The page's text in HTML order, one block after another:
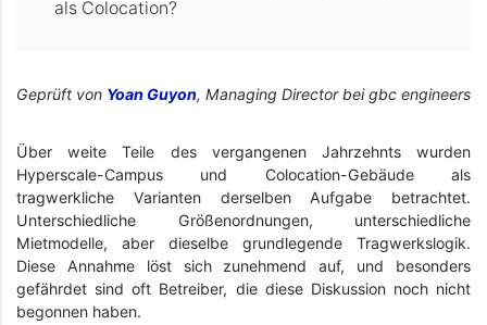
als Colocation?
Geprüft von Yoan Guyon, Managing Director bei gbc engineers
Über weite Teile des vergangenen Jahrzehnts wurden
Hyperscale-Campus und Colocation-Gebäude als
tragwerkliche Varianten derselben Aufgabe betrachtet.
Unterschiedliche Größenordnungen, unterschiedliche
Mietmodelle, aber dieselbe grundlegende Tragwerkslogik.
Diese Annahme löst sich zunehmend auf, und besonders
gefährdet sind oft Betreiber, die diese Diskussion noch nicht
begonnen haben.